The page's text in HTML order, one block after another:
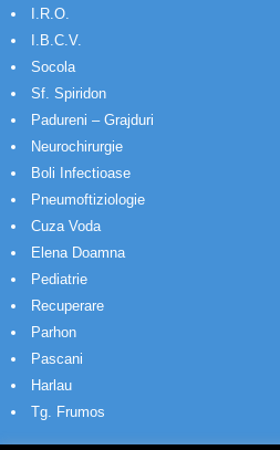
I.R.O.
I.B.C.V.
Socola
Sf. Spiridon
Padureni – Grajduri
Neurochirurgie
Boli Infectioase
Pneumoftiziologie
Cuza Voda
Elena Doamna
Pediatrie
Recuperare
Parhon
Pascani
Harlau
Tg. Frumos